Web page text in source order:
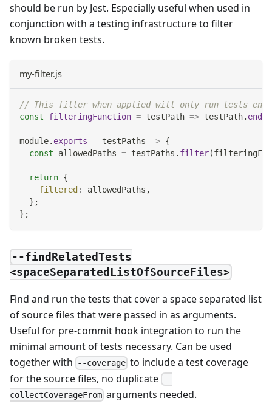
should be run by Jest. Especially useful when used in
conjunction with a testing infrastructure to filter
known broken tests.
my-filter.js
// This filter when applied will only run tests
const
filteringFunction = testPath => testPath.
module. exports = testPaths => {
const allowedPaths = testPaths . filter(
return {
filtered : allowedPaths ,
} ;
} ;
--findRelatedTests
<spaceSeparatedListOfSourceFiles>
Find and run the tests that cover a space separated list
of source files that were passed in as arguments.
Useful for pre-commit hook integration to run the
minimal amount of tests necessary. Can be used
together with
--coverage to include a test coverage
for the source files, no duplicate --
collectCoverageFrom arguments needed.